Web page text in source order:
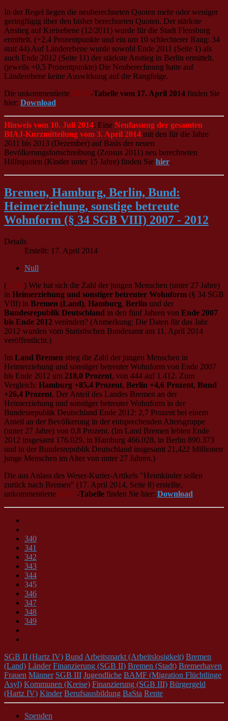
In der Regel liegen die neuberechneten Quoten mehr oder weniger
geringfügig über den bisher berechneten Quoten. Der stärkste
Anstieg auf Kreisebene (12/2011) wurde für die Stadt Flensburg
ermittelt. (+2,4 Prozentpunkte und ein um 10 schlechterer Rang: 34
statt 44) Auf Länderebene wurde sowohl Ende 2011 (Seite 1) als
auch Ende 2012 (Seite 11) der stärkste Anstieg in Berlin ermittelt.
(jeweils +0,5 Prozentpunkte) Die Neuberechnung hatte auf
Länderebene keine Auswirkung auf die Rangfolge.
Die unkommentierte BIAJ-Tabelle vom 17. April 2014 finden Sie
hier: Download
Hinweis vom 10. Juli 2014: Eine Neufassung der gesamten
BIAJ-Kurzmitteilung vom 3. April 2014 mit den für die Jahre
2011 bis 2013 (Dezember) auf Basis der neuen
Bevölkerungsfortschreibung (Zensus 2011) neu berechneten
Hilfequoten (Kinder unter 15 Jahre) finden Sie hier.
Bremen, Hamburg, Berlin, Bund:
Heimerziehung, sonstige betreute
Wohnform (§ 34 SGB VIII) 2007 - 2012
Details
Erstellt: 17. April 2014
Null
(BIAJ) Wie hat sich die Zahl der jungen Menschen (unter 27 Jahre)
in Heimerziehung und sonstiger betreuter Wohnform (§ 34 SGB
VIII) in Bremen (Land), Hamburg, Berlin und der
Bundesrepublik Deutschland in den fünf Jahren von Ende 2007
bis Ende 2012 verändert? (Anmerkung: Die Daten für das Jahr
2012 wurden vom Statistischen Bundesamt am 11. April 2014
veröffentlicht.)
Im Land Bremen stieg die Zahl der jungen Menschen in
Heimerziehung und sonstiger betreuter Wohnform von Ende 2007
bis Ende 2012 um 218,0 Prozent, von 444 auf 1.412. Zum
Vergleich: Hamburg +85,4 Prozent, Berlin +4,6 Prozent, Bund
+26,4 Prozent. Der Anteil des Landes Bremen an der
Heimerziehung und sonstiger betreuter Wohnform in der
Bundesrepublik Deutschland Ende 2012: 2,7 Prozent bei einem
Anteil an der Bevölkerung in der entsprechenden Altersgruppe
(unter 27 Jahre) von 0,8 Prozent. (Im Land Bremen lebten Ende
2012 insgesamt 176.029, in Hamburg 466.028, in Berlin 890.373
und in der Bundesrepublik Deutschland insgesamt 21,422 Millionen
junge Menschen im Alter von unter 27 Jahren.)
Die aus Anlass des Weser-Kurier-Artikels "Heimkinder sollen
zurück nach Bremen" (17. April 2014, Seite 8) erstellte,
unkommentierte BIAJ-Tabelle finden Sie hier: Download
340
341
342
343
344
345
346
347
348
349
SGB II (Hartz IV) Bund Arbeitsmarkt (Arbeitslosigkeit) Bremen
(Land) Länder Finanzierung (SGB II) Bremen (Stadt) Bremerhaven
Frauen Männer SGB III Jugendliche BAMF (Migration Flüchtlinge
Asyl) Kommunen (Kreise) Finanzierung (SGB III) Bürgergeld
(Hartz IV) Kinder Berufsausbildung BaSta Rente
Spenden